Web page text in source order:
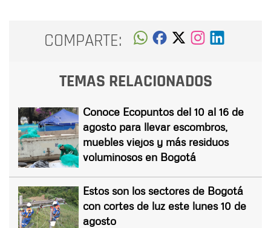
COMPARTE:
TEMAS RELACIONADOS
Conoce Ecopuntos del 10 al 16 de
agosto para llevar escombros,
muebles viejos y más residuos
voluminosos en Bogotá
Estos son los sectores de Bogotá
con cortes de luz este lunes 10 de
agosto